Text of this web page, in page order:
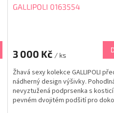
GALLIPOLI 0163554
3 000 Kč / ks
Žhavá sexy kolekce GALLIPOLI
nádherný design výšivky.
nevyztužená podprsenka s
pevném dvojitém podšití pro